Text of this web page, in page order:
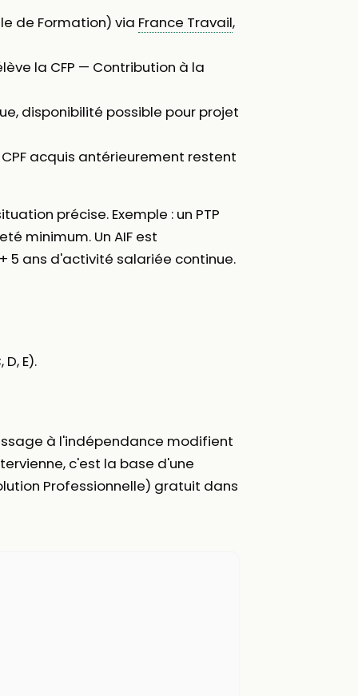
de Formation) via France Travail,
la CFP — Contribution à la
disponibilité possible pour projet
acquis antérieurement restent
précise. Exemple : un PTP
minimum. Un AIF est
5 ans d'activité salariée continue.
E).
à l'indépendance modifient
c'est la base d'une
Professionnelle) gratuit dans